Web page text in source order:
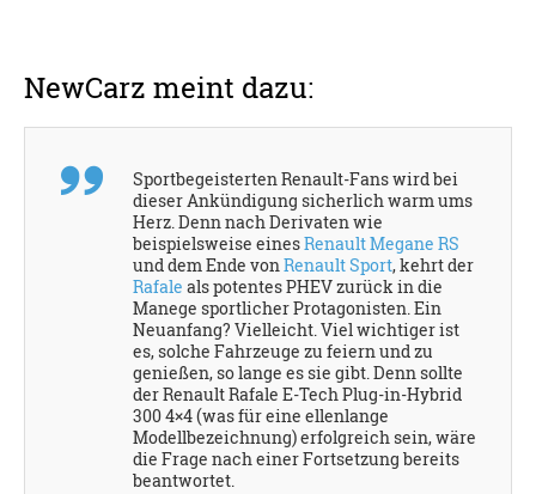
NewCarz meint dazu:
Sportbegeisterten Renault-Fans wird bei
dieser Ankündigung sicherlich warm ums
Herz. Denn nach Derivaten wie
beispielsweise einesRenault Megane RS
und dem Ende vonRenault Sport, kehrt der
Rafale als potentes PHEV zurück in die
Manege sportlicher Protagonisten. Ein
Neuanfang? Vielleicht. Viel wichtiger ist
es, solche Fahrzeuge zu feiern und zu
genießen, so lange es sie gibt. Denn sollte
der Renault Rafale E-Tech Plug-in-Hybrid
300 4×4 (was für eine ellenlange
Modellbezeichnung) erfolgreich sein, wäre
die Frage nach einer Fortsetzung bereits
beantwortet.